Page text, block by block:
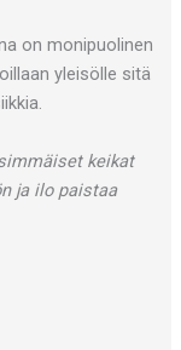
on monipuolinen
yleisölle sitä
keikat
ja ilo paistaa